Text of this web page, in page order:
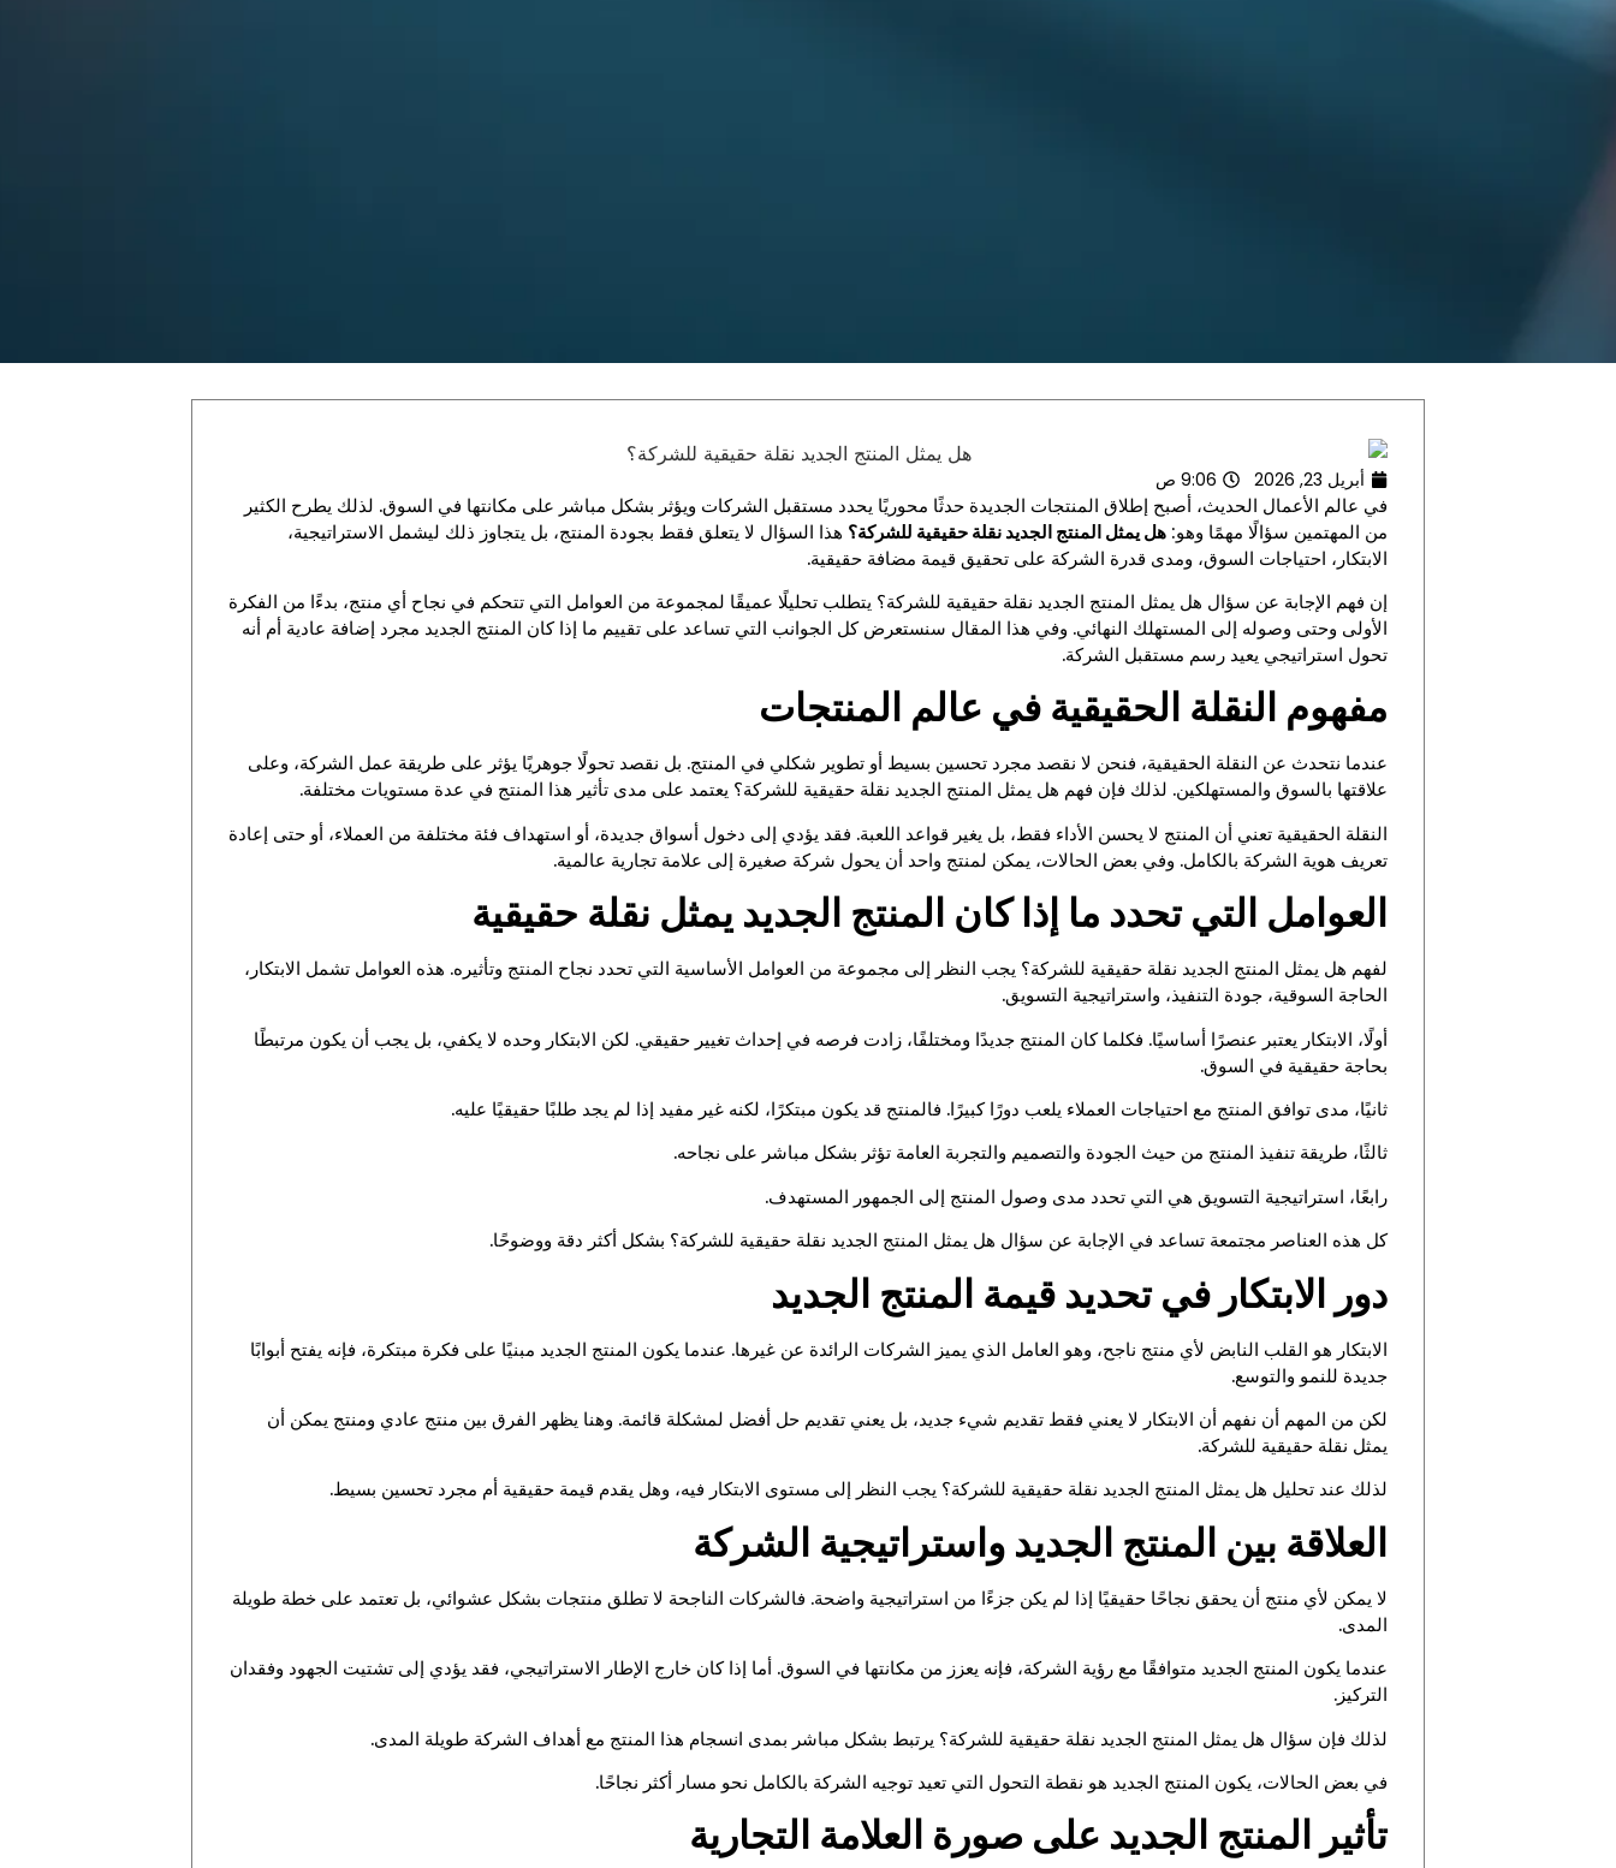
أبريل 23, 2026 9:06 ص
في عالم الأعمال الحديث، أصبح إطلاق المنتجات الجديدة حدثًا محوريًا يحدد مستقبل الشركات ويؤثر بشكل مباشر على مكانتها في السوق. لذلك يطرح الكثير
من المهتمين سؤالًا مهمًا وهو: هل يمثل المنتج الجديد نقلة حقيقية للشركة؟ هذا السؤال لا يتعلق فقط بجودة المنتج، بل يتجاوز ذلك ليشمل الاستراتيجية،
الابتكار، احتياجات السوق، ومدى قدرة الشركة على تحقيق قيمة مضافة حقيقية.
إن فهم الإجابة عن سؤال هل يمثل المنتج الجديد نقلة حقيقية للشركة؟ يتطلب تحليلًا عميقًا لمجموعة من العوامل التي تتحكم في نجاح أي منتج، بدءًا من الفكرة
الأولى وحتى وصوله إلى المستهلك النهائي. وفي هذا المقال سنستعرض كل الجوانب التي تساعد على تقييم ما إذا كان المنتج الجديد مجرد إضافة عادية أم أنه
تحول استراتيجي يعيد رسم مستقبل الشركة.
مفهوم النقلة الحقيقية في عالم المنتجات
عندما نتحدث عن النقلة الحقيقية، فنحن لا نقصد مجرد تحسين بسيط أو تطوير شكلي في المنتج. بل نقصد تحولًا جوهريًا يؤثر على طريقة عمل الشركة، وعلى
علاقتها بالسوق والمستهلكين. لذلك فإن فهم هل يمثل المنتج الجديد نقلة حقيقية للشركة؟ يعتمد على مدى تأثير هذا المنتج في عدة مستويات مختلفة.
النقلة الحقيقية تعني أن المنتج لا يحسن الأداء فقط، بل يغير قواعد اللعبة. فقد يؤدي إلى دخول أسواق جديدة، أو استهداف فئة مختلفة من العملاء، أو حتى إعادة
تعريف هوية الشركة بالكامل. وفي بعض الحالات، يمكن لمنتج واحد أن يحول شركة صغيرة إلى علامة تجارية عالمية.
العوامل التي تحدد ما إذا كان المنتج الجديد يمثل نقلة حقيقية
لفهم هل يمثل المنتج الجديد نقلة حقيقية للشركة؟ يجب النظر إلى مجموعة من العوامل الأساسية التي تحدد نجاح المنتج وتأثيره. هذه العوامل تشمل الابتكار،
الحاجة السوقية، جودة التنفيذ، واستراتيجية التسويق.
أولًا، الابتكار يعتبر عنصرًا أساسيًا. فكلما كان المنتج جديدًا ومختلفًا، زادت فرصه في إحداث تغيير حقيقي. لكن الابتكار وحده لا يكفي، بل يجب أن يكون مرتبطًا
بحاجة حقيقية في السوق.
ثانيًا، مدى توافق المنتج مع احتياجات العملاء يلعب دورًا كبيرًا. فالمنتج قد يكون مبتكرًا، لكنه غير مفيد إذا لم يجد طلبًا حقيقيًا عليه.
ثالثًا، طريقة تنفيذ المنتج من حيث الجودة والتصميم والتجربة العامة تؤثر بشكل مباشر على نجاحه.
رابعًا، استراتيجية التسويق هي التي تحدد مدى وصول المنتج إلى الجمهور المستهدف.
كل هذه العناصر مجتمعة تساعد في الإجابة عن سؤال هل يمثل المنتج الجديد نقلة حقيقية للشركة؟ بشكل أكثر دقة ووضوحًا.
دور الابتكار في تحديد قيمة المنتج الجديد
الابتكار هو القلب النابض لأي منتج ناجح، وهو العامل الذي يميز الشركات الرائدة عن غيرها. عندما يكون المنتج الجديد مبنيًا على فكرة مبتكرة، فإنه يفتح أبوابًا
جديدة للنمو والتوسع.
لكن من المهم أن نفهم أن الابتكار لا يعني فقط تقديم شيء جديد، بل يعني تقديم حل أفضل لمشكلة قائمة. وهنا يظهر الفرق بين منتج عادي ومنتج يمكن أن
يمثل نقلة حقيقية للشركة.
لذلك عند تحليل هل يمثل المنتج الجديد نقلة حقيقية للشركة؟ يجب النظر إلى مستوى الابتكار فيه، وهل يقدم قيمة حقيقية أم مجرد تحسين بسيط.
العلاقة بين المنتج الجديد واستراتيجية الشركة
لا يمكن لأي منتج أن يحقق نجاحًا حقيقيًا إذا لم يكن جزءًا من استراتيجية واضحة. فالشركات الناجحة لا تطلق منتجات بشكل عشوائي، بل تعتمد على خطة طويلة
المدى.
عندما يكون المنتج الجديد متوافقًا مع رؤية الشركة، فإنه يعزز من مكانتها في السوق. أما إذا كان خارج الإطار الاستراتيجي، فقد يؤدي إلى تشتيت الجهود وفقدان
التركيز.
لذلك فإن سؤال هل يمثل المنتج الجديد نقلة حقيقية للشركة؟ يرتبط بشكل مباشر بمدى انسجام هذا المنتج مع أهداف الشركة طويلة المدى.
في بعض الحالات، يكون المنتج الجديد هو نقطة التحول التي تعيد توجيه الشركة بالكامل نحو مسار أكثر نجاحًا.
تأثير المنتج الجديد على صورة العلامة التجارية